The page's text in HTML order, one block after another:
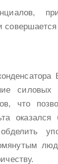
что
оказался